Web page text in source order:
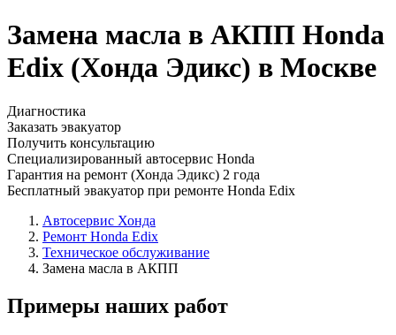
Замена масла в АКПП Honda
Edix (Хонда Эдикс) в Москве
Диагностика
Заказать эвакуатор
Получить консультацию
Специализированный автосервис Honda
Гарантия на ремонт (Хонда Эдикс) 2 года
Бесплатный эвакуатор при ремонте Honda Edix
Автосервис Хонда
Ремонт Honda Edix
Техническое обслуживание
Замена масла в АКПП
Примеры наших работ